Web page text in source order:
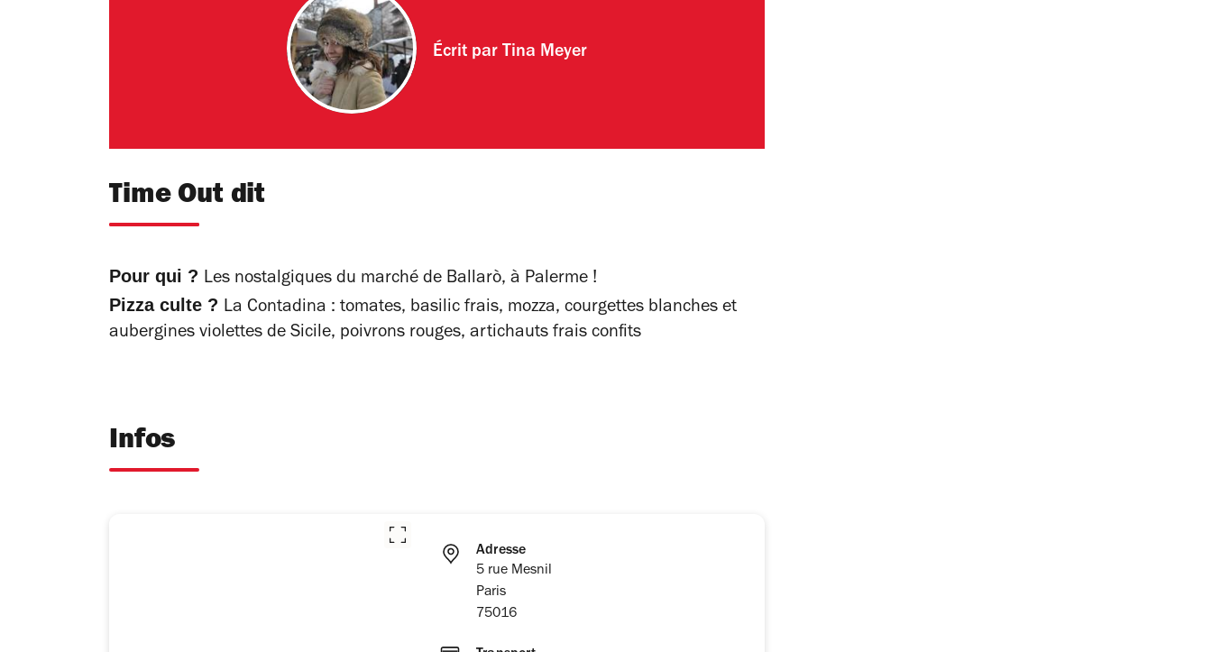
Écrit par Tina Meyer
Time Out dit
Pour qui ? Les nostalgiques du marché de Ballarò, à Palerme !
Pizza culte ? La Contadina : tomates, basilic frais, mozza, courgettes blanches et
aubergines violettes de Sicile, poivrons rouges, artichauts frais confits
Infos
Adresse
5 rue Mesnil
Paris
75016